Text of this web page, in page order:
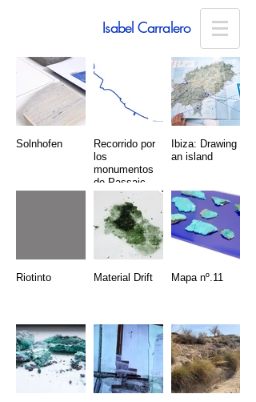
Isabel Carralero
Solnhofen
Recorrido por
los
monumentos
de Passaic
(remake)
Ibiza: Drawing
an island
Riotinto Material Drift Mapa nº.11